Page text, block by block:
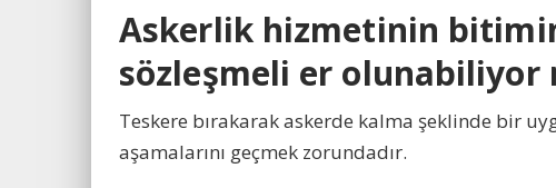
Askerlik hizmetinin
sözleşmeli er olunabiliyor
Teskere bırakarak askerde kalma şeklinde bir
aşamalarını geçmek zorundadır.